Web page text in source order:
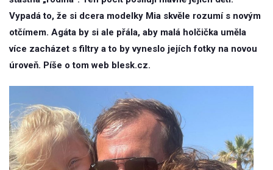
Vypadá to, že si dcera modelky Mia skvěle rozumí s novým
otčímem. Agáta by si ale přála, aby malá holčička uměla
více zacházet s filtry a to by vyneslo jejích fotky na novou
úroveň. Píše o tom web blesk.cz.